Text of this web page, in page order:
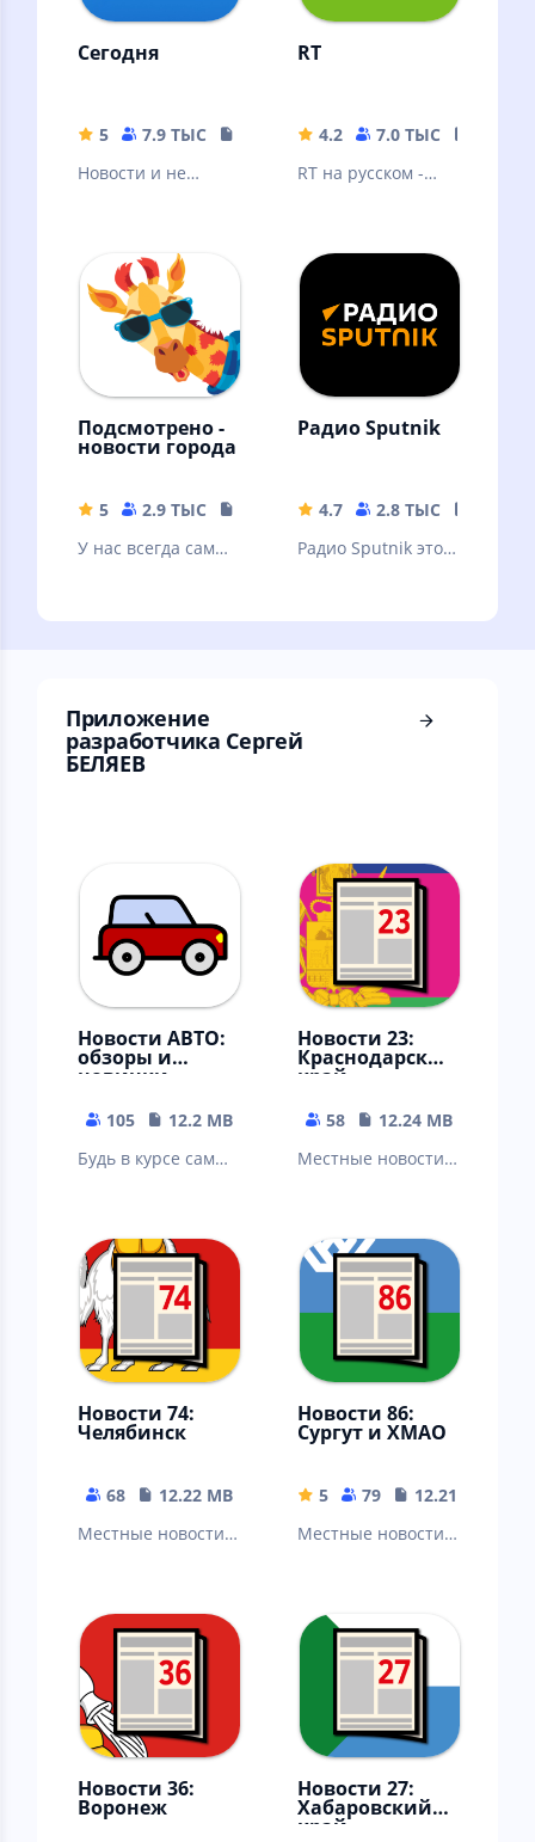
Сегодня
5 7.9 ТЫС
19.2 MB
Новости и не
RT
4.2 7.0 ТЫС
RT на русском -
на Украине и в
мире
Подсмотрено -
новости города
5 2.9 ТЫС
17.36 MB
У нас всегда самые
Радио Sputnik
4.7 2.8 ТЫС
Радио Sputnik это
Приложение
разработчика Сергей
БЕЛЯЕВ
Новости АВТО:
обзоры и
новинки
105
12.2 MB
Будь в курсе самых
автомобильного
мира
Новости 23:
Краснодарский
край
58
12.24 MB
Местные новости:
Армавир, Ейское,
Анапа, Ейск…
Новости 74:
Челябинск
68
12.22 MB
Местные новости:
Златоуст, Миасс,
Копейск, Озерск…
Новости 86:
Сургут и ХМАО
5 79
12.21 MB
Местные новости:
Нефтеюганск,
Ханты-Мансийск,
Когалым…
Новости 36:
Воронеж
Новости 27:
Хабаровский
край